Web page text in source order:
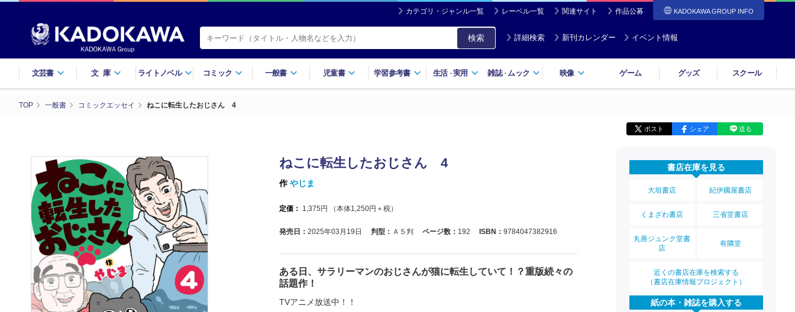
カテゴリ・ジャンル一覧 レーベル一覧 関連サイト 作品公募 KADOKAWA GROUP INFO
検索 詳細検索 新刊カレンダー イベント情報
文芸書 文庫 ライトノベル コミック 一般書 児童書 学習参考書 生活・実用 雑誌・ ムック 映像 ゲーム グッズ スクール
TOP 一般書 コミックエッセイ ねこに転生したおじさん 4
ポスト シェア 送る
ねこに転生したおじさん 4
作やじま
定価： 1,375 円 （本体1,250円＋税）
発売日： 2025年03月19日 判型： Ａ５判 ページ数： 192 ISBN： 9784047382916
ある日、サラリーマンのおじさんが猫に転生していて！？重版続々の
話題作！
TVアニメ放送中！！
書店在庫を見る
大垣書店 紀伊國屋書店
くまざわ書店 三省堂書店
丸善ジュンク堂書
店
有隣堂
近くの書店在庫を検索する
（書店在庫情報プロジェクト）
紙の本・雑誌を購入する